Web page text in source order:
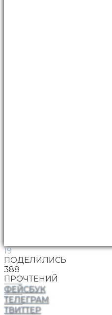
19
ПОДЕЛИЛИСЬ
388
ПРОЧТЕНИЙ
ФЕЙСБУК
ТЕЛЕГРАМ
ТВИТТЕР